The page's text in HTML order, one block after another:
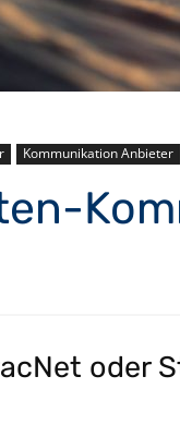
Kommunikation Anbieter
oder